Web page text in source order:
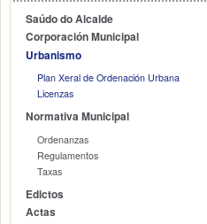
Saúdo do Alcalde
Corporación Municipal
Urbanismo
Plan Xeral de Ordenación Urbana
Licenzas
Normativa Municipal
Ordenanzas
Regulamentos
Taxas
Edictos
Actas